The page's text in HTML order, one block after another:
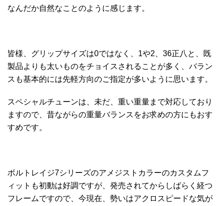
なんだか自然なことのように感じます。
皆様、グリップサイズは0ではなく、1や2、36正八と、既
製品よりも太いものをチョイスされることが多く、バラン
スも基本的には先軽方向のご指定が多いように思います。
スペシャルチューンは、未だ、重い重量まで対応しており
ますので、昔ながらの重量バランスをお求めの方にもおす
すめです。
ボルトレイジ7シリーズのアメジストカラーのカスタムフ
ィットも初動は好調ですが、発売されてからしばらく経つ
フレームですので、今現在、勢いはアクロスピードな気が